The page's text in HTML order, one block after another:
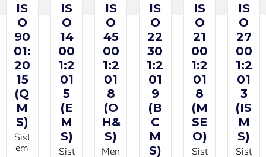
IS
О
90
01:
20
15
(Q
M
S)
Sist
em
IS
O
14
00
1:2
01
5
(E
M
S)
Sist
IS
O
45
00
1:2
01
8
(O
H&
S)
Men
IS
O
22
30
1:2
01
9
(B
C
M
S)
IS
O
21
00
1:2
01
8
(M
SE
O)
Sist
IS
O
27
00
1:2
01
3
(IS
M
S)
Sist